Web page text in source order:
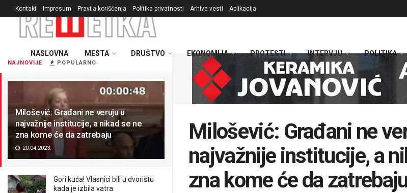
NAJNOVIJE POPULARNO
Milošević: Građani ne veruju u
najvažnije institucije, a nikad se ne
zna kome će da zatrebaju
20.04.2023.
Gori kuća! Vlasnici bili u dvorištu
kada je izbila vatra
Kontakt Impresum Pravila korišćenja Politika privatnosti Arhiva vesti Aplikacija
NASLOVNA MESTA DRUŠTVO EKONOMIJA PROTESTI INTERVJU POLITIKA
Milošević: Građani ne
najvažnije institucije, a
zna kome će da